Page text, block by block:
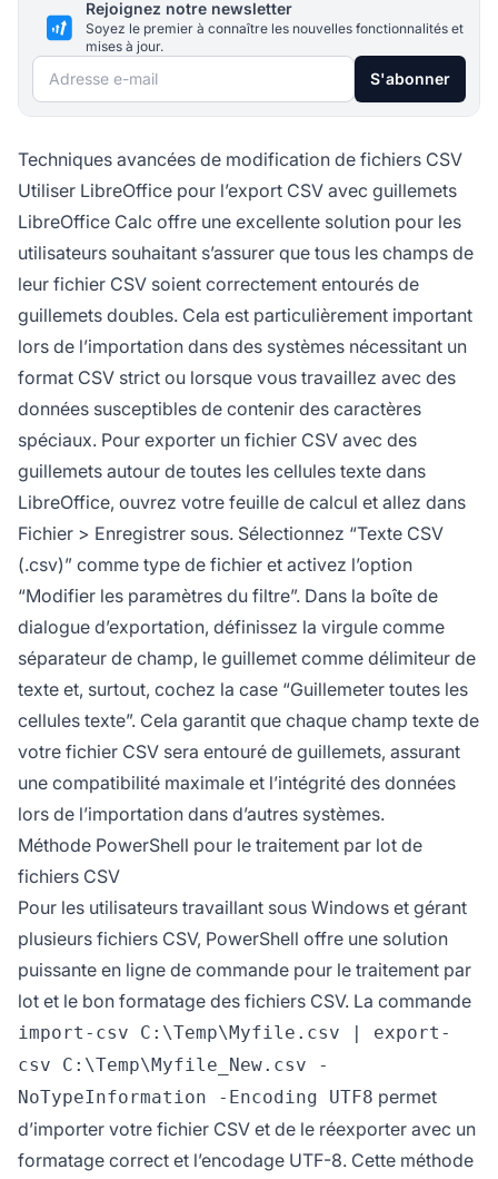
Rejoignez notre newsletter
Soyez le premier à connaître les nouvelles fonctionnalités et
mises à jour.
Adresse e-mail S'abonner
Techniques avancées de modification de fichiers CSV
Utiliser LibreOffice pour l’export CSV avec guillemets
LibreOffice Calc offre une excellente solution pour les
utilisateurs souhaitant s’assurer que tous les champs de
leur fichier CSV soient correctement entourés de
guillemets doubles. Cela est particulièrement important
lors de l’importation dans des systèmes nécessitant un
format CSV strict ou lorsque vous travaillez avec des
données susceptibles de contenir des caractères
spéciaux. Pour exporter un fichier CSV avec des
guillemets autour de toutes les cellules texte dans
LibreOffice, ouvrez votre feuille de calcul et allez dans
Fichier > Enregistrer sous. Sélectionnez “Texte CSV
(.csv)” comme type de fichier et activez l’option
“Modifier les paramètres du filtre”. Dans la boîte de
dialogue d’exportation, définissez la virgule comme
séparateur de champ, le guillemet comme délimiteur de
texte et, surtout, cochez la case “Guillemeter toutes les
cellules texte”. Cela garantit que chaque champ texte de
votre fichier CSV sera entouré de guillemets, assurant
une compatibilité maximale et l’intégrité des données
lors de l’importation dans d’autres systèmes.
Méthode PowerShell pour le traitement par lot de
fichiers CSV
Pour les utilisateurs travaillant sous Windows et gérant
plusieurs fichiers CSV, PowerShell offre une solution
puissante en ligne de commande pour le traitement par
lot et le bon formatage des fichiers CSV. La commande
import-csv C:\Temp\Myfile.csv | export-
csv C:\Temp\Myfile_New.csv -
NoTypeInformation -Encoding UTF8 permet
d’importer votre fichier CSV et de le réexporter avec un
formatage correct et l’encodage UTF-8. Cette méthode